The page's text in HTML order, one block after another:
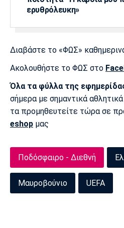
ερυθρόλευκη»
Διαβάστε το «ΦΩΣ»
Ακολουθήστε το ΦΩΣ στο
Όλα τα φύλλα της
σήμερα με σημαντικά
τα προμηθευτείτε τώρα σε
eshop μας
Ποδόσφαιρο - Διεθνή
Μαυροβούνιο UEFA